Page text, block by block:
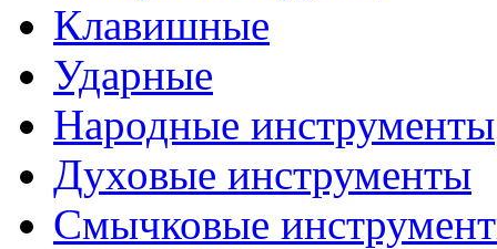
Клавишные
Ударные
Народные инструменты
Духовые инструменты
Смычковые